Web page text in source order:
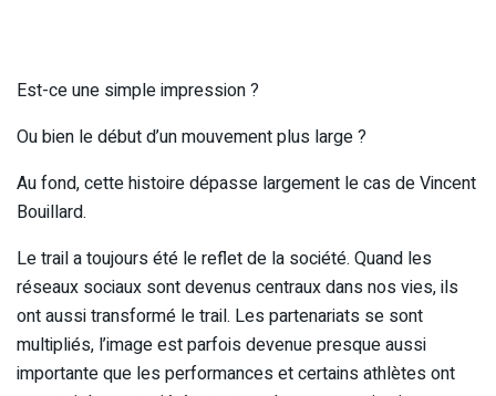
Est-ce une simple impression ?
Ou bien le début d’un mouvement plus large ?
Au fond, cette histoire dépasse largement le cas de Vincent
Bouillard.
Le trail a toujours été le reflet de la société. Quand les
réseaux sociaux sont devenus centraux dans nos vies, ils
ont aussi transformé le trail. Les partenariats se sont
multipliés, l’image est parfois devenue presque aussi
importante que les performances et certains athlètes ont